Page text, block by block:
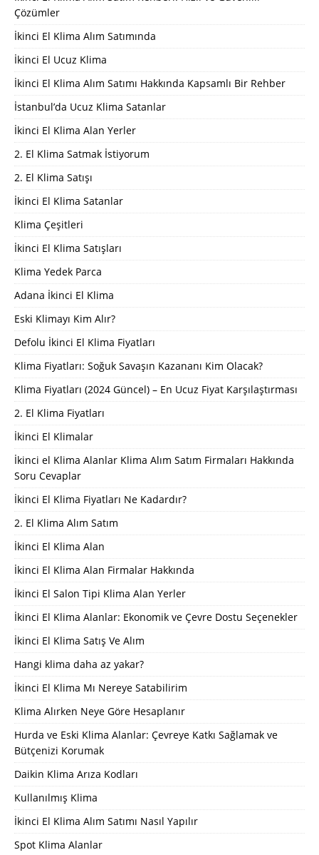
Çözümler
İkinci El Klima Alım Satımında
İkinci El Ucuz Klima
İkinci El Klima Alım Satımı Hakkında Kapsamlı Bir Rehber
İstanbul’da Ucuz Klima Satanlar
İkinci El Klima Alan Yerler
2. El Klima Satmak İstiyorum
2. El Klima Satışı
İkinci El Klima Satanlar
Klima Çeşitleri
İkinci El Klima Satışları
Klima Yedek Parca
Adana İkinci El Klima
Eski Klimayı Kim Alır?
Defolu İkinci El Klima Fiyatları
Klima Fiyatları: Soğuk Savaşın Kazananı Kim Olacak?
Klima Fiyatları (2024 Güncel) – En Ucuz Fiyat Karşılaştırması
2. El Klima Fiyatları
İkinci El Klimalar
İkinci el Klima Alanlar Klima Alım Satım Firmaları Hakkında
Soru Cevaplar
İkinci El Klima Fiyatları Ne Kadardır?
2. El Klima Alım Satım
İkinci El Klima Alan
İkinci El Klima Alan Firmalar Hakkında
İkinci El Salon Tipi Klima Alan Yerler
İkinci El Klima Alanlar: Ekonomik ve Çevre Dostu Seçenekler
İkinci El Klima Satış Ve Alım
Hangi klima daha az yakar?
İkinci El Klima Mı Nereye Satabilirim
Klima Alırken Neye Göre Hesaplanır
Hurda ve Eski Klima Alanlar: Çevreye Katkı Sağlamak ve
Bütçenizi Korumak
Daikin Klima Arıza Kodları
Kullanılmış Klima
İkinci El Klima Alım Satımı Nasıl Yapılır
Spot Klima Alanlar